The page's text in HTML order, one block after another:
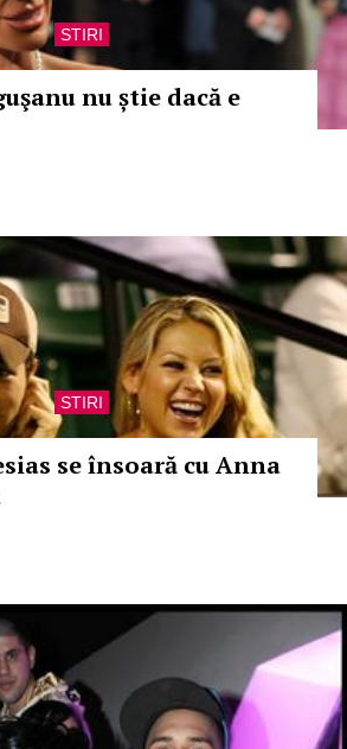
STIRI
nu știe dacă e
STIRI
se însoară cu Anna